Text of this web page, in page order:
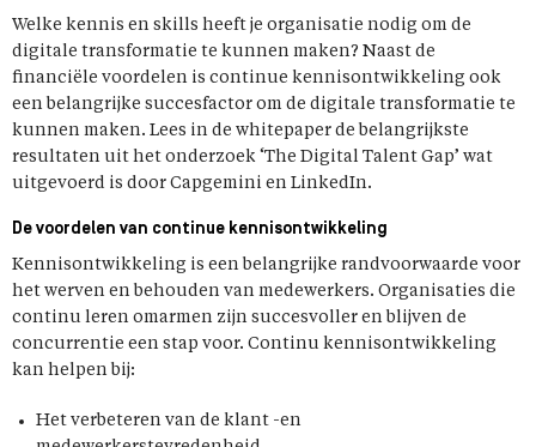
Welke kennis en skills heeft je organisatie nodig om de
digitale transformatie te kunnen maken? Naast de
financiële voordelen is continue kennisontwikkeling ook
een belangrijke succesfactor om de digitale transformatie te
kunnen maken. Lees in de whitepaper de belangrijkste
resultaten uit het onderzoek ‘The Digital Talent Gap’ wat
uitgevoerd is door Capgemini en LinkedIn.
De voordelen van continue kennisontwikkeling
Kennisontwikkeling is een belangrijke randvoorwaarde voor
het werven en behouden van medewerkers. Organisaties die
continu leren omarmen zijn succesvoller en blijven de
concurrentie een stap voor. Continu kennisontwikkeling
kan helpen bij:
Het verbeteren van de klant -en